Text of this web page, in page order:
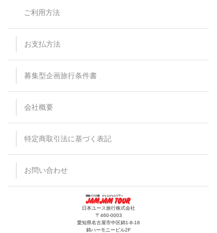
ご利用方法
お支払方法
募集型企画旅行条件書
会社概要
特定商取引法に基づく表記
お問い合わせ
日本ユース旅行株式会社
〒460-0003
愛知県名古屋市中区錦1-8-18
錦ハーモニービル2F